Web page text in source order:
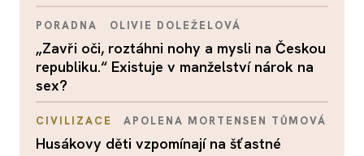
PORADNA OLIVIE DOLEŽELOVÁ
„Zavři oči, roztáhni nohy a mysli na Českou
republiku.“ Existuje v manželství nárok na
sex?
CIVILIZACE APOLENA MORTENSEN TŮMOVÁ
Husákovy děti vzpomínají na šťastné